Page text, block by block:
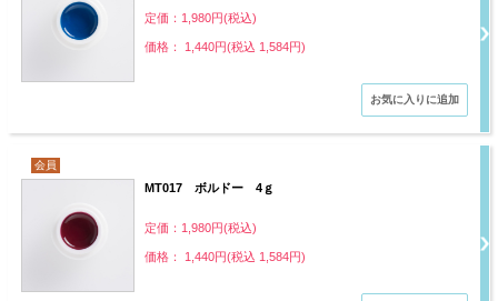
定価：1,980円(税込)
価格： 1,440円(税込 1,584円)
会員
MT017 ボルドー 4ｇ
定価：1,980円(税込)
価格： 1,440円(税込 1,584円)